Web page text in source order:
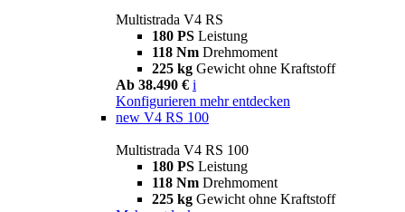
Multistrada V4 RS
180 PS Leistung
118 Nm Drehmoment
225 kg Gewicht ohne Kraftstoff
Ab 38.490 € i
Konfigurieren mehr entdecken
new V4 RS 100
Multistrada V4 RS 100
180 PS Leistung
118 Nm Drehmoment
225 kg Gewicht ohne Kraftstoff